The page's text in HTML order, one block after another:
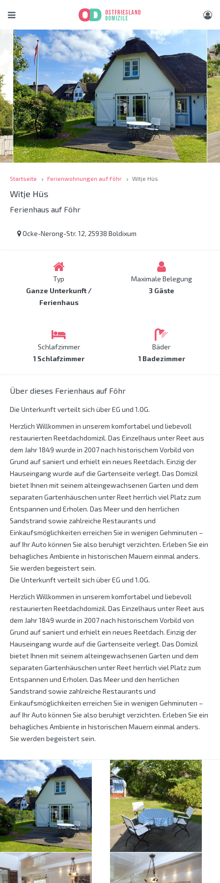
Startseite Ferienwohnungen auf Föhr Witje Hüs
Witje Hüs
Ferienhaus auf Föhr
Ocke-Nerong-Str. 12, 25938 Boldixum
Typ
Ganze Unterkunft /
Ferienhaus
Maximale Belegung
3 Gäste
Schlafzimmer
1 Schlafzimmer
Bäder
1 Badezimmer
Über dieses Ferienhaus auf Föhr
Die Unterkunft verteilt sich über EG und 1.OG.
Herzlich Willkommen in unserem komfortabel und liebevoll
restaurierten Reetdachdomizil. Das Einzelhaus unter Reet aus
dem Jahr 1849 wurde in 2007 nach historischem Vorbild von
Grund auf saniert und erhielt ein neues Reetdach. Einzig der
Hauseingang wurde auf die Gartenseite verlegt. Das Domizil
bietet Ihnen mit seinem alteingewachsenen Garten und dem
separaten Gartenhäuschen unter Reet herrlich viel Platz zum
Entspannen und Erholen. Das Meer und den herrlichen
Sandstrand sowie zahlreiche Restaurants und
Einkaufsmöglichkeiten erreichen Sie in wenigen Gehminuten –
auf Ihr Auto können Sie also beruhigt verzichten. Erleben Sie ein
behagliches Ambiente in historischen Mauern einmal anders.
Sie werden begeistert sein.
Die Unterkunft verteilt sich über EG und 1.OG.
Herzlich Willkommen in unserem komfortabel und liebevoll
restaurierten Reetdachdomizil. Das Einzelhaus unter Reet aus
dem Jahr 1849 wurde in 2007 nach historischem Vorbild von
Grund auf saniert und erhielt ein neues Reetdach. Einzig der
Hauseingang wurde auf die Gartenseite verlegt. Das Domizil
bietet Ihnen mit seinem alteingewachsenen Garten und dem
separaten Gartenhäuschen unter Reet herrlich viel Platz zum
Entspannen und Erholen. Das Meer und den herrlichen
Sandstrand sowie zahlreiche Restaurants und
Einkaufsmöglichkeiten erreichen Sie in wenigen Gehminuten –
auf Ihr Auto können Sie also beruhigt verzichten. Erleben Sie ein
behagliches Ambiente in historischen Mauern einmal anders.
Sie werden begeistert sein.